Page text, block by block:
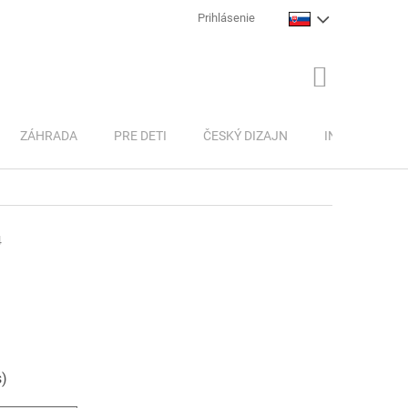
Prihlásenie
ZÁHRADA PRE DETI ČESKÝ DIZAJN INSPIRACE